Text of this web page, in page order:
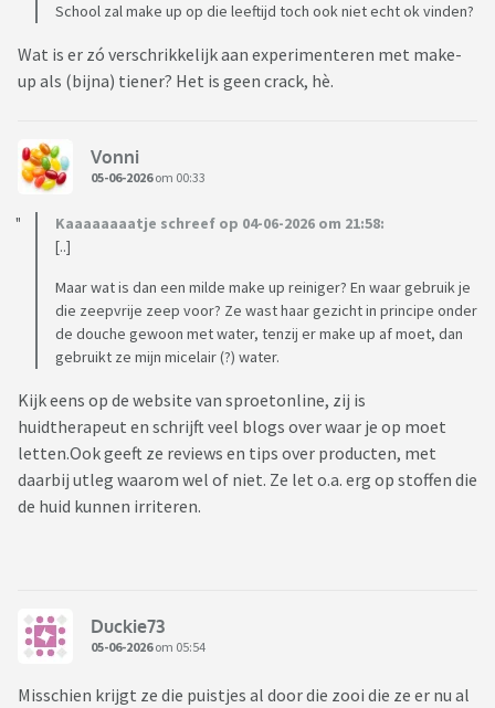
School zal make up op die leeftijd toch ook niet echt ok vinden?
Wat is er zó verschrikkelijk aan experimenteren met make-
up als (bijna) tiener? Het is geen crack, hè.
Vonni
05-06-2026om 00:33
Kaaaaaaaatje schreef op 04-06-2026 om 21:58:
[..]
Maar wat is dan een milde make up reiniger? En waar gebruik je
die zeepvrije zeep voor? Ze wast haar gezicht in principe onder
de douche gewoon met water, tenzij er make up af moet, dan
gebruikt ze mijn micelair (?) water.
Kijk eens op de website van sproetonline, zij is
huidtherapeut en schrijft veel blogs over waar je op moet
letten.Ook geeft ze reviews en tips over producten, met
daarbij utleg waarom wel of niet. Ze let o.a. erg op stoffen die
de huid kunnen irriteren.
Duckie73
05-06-2026om 05:54
Misschien krijgt ze die puistjes al door die zooi die ze er nu al